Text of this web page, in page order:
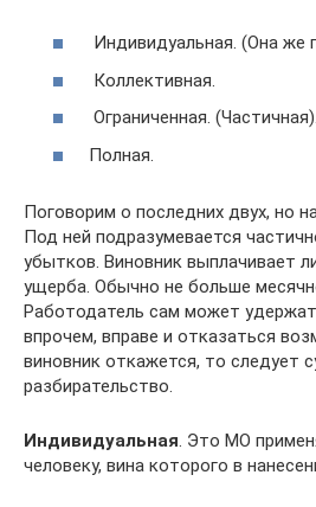
Индивидуальная. (Она же
Коллективная.
Ограниченная. (Частичная).
Полная.
Поговорим о последних двух, но
Под ней подразумевается
убытков. Виновник выплачивает
ущерба. Обычно не больше
Работодатель сам может
впрочем, вправе и отказаться
виновник откажется, то следует
разбирательство.
Индивидуальная . Это МО
человеку, вина которого в